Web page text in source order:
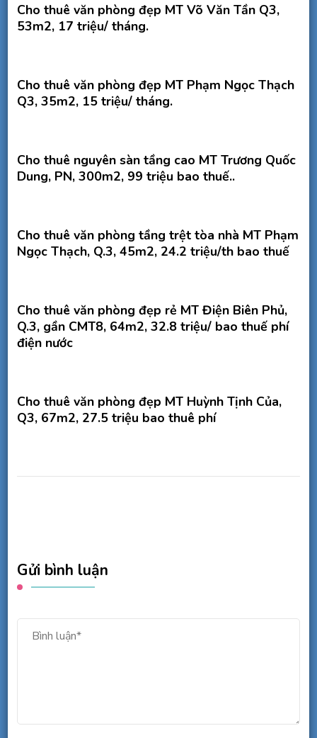
Cho thuê văn phòng đẹp MT Võ Văn Tần Q3,
53m2, 17 triệu/ tháng.
Cho thuê văn phòng đẹp MT Phạm Ngọc Thạch
Q3, 35m2, 15 triệu/ tháng.
Cho thuê nguyên sàn tầng cao MT Trương Quốc
Dung, PN, 300m2, 99 triệu bao thuế..
Cho thuê văn phòng tầng trệt tòa nhà MT Phạm
Ngọc Thạch, Q.3, 45m2, 24.2 triệu/th bao thuế
Cho thuê văn phòng đẹp rẻ MT Điện Biên Phủ,
Q.3, gần CMT8, 64m2, 32.8 triệu/ bao thuế phí
điện nước
Cho thuê văn phòng đẹp MT Huỳnh Tịnh Của,
Q3, 67m2, 27.5 triệu bao thuê phí
Gửi bình luận